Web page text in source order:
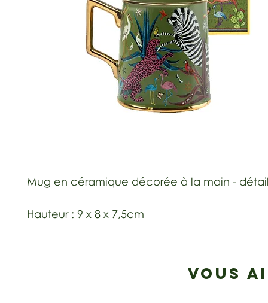
Mug en céramique décorée à la main -
Hauteur : 9 x 8 x 7,5cm
VOUS